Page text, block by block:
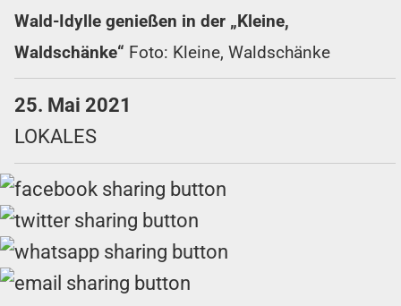
Wald-Idylle genießen in der „Kleine,
Waldschänke“ Foto: Kleine, Waldschänke
25. Mai 2021
LOKALES